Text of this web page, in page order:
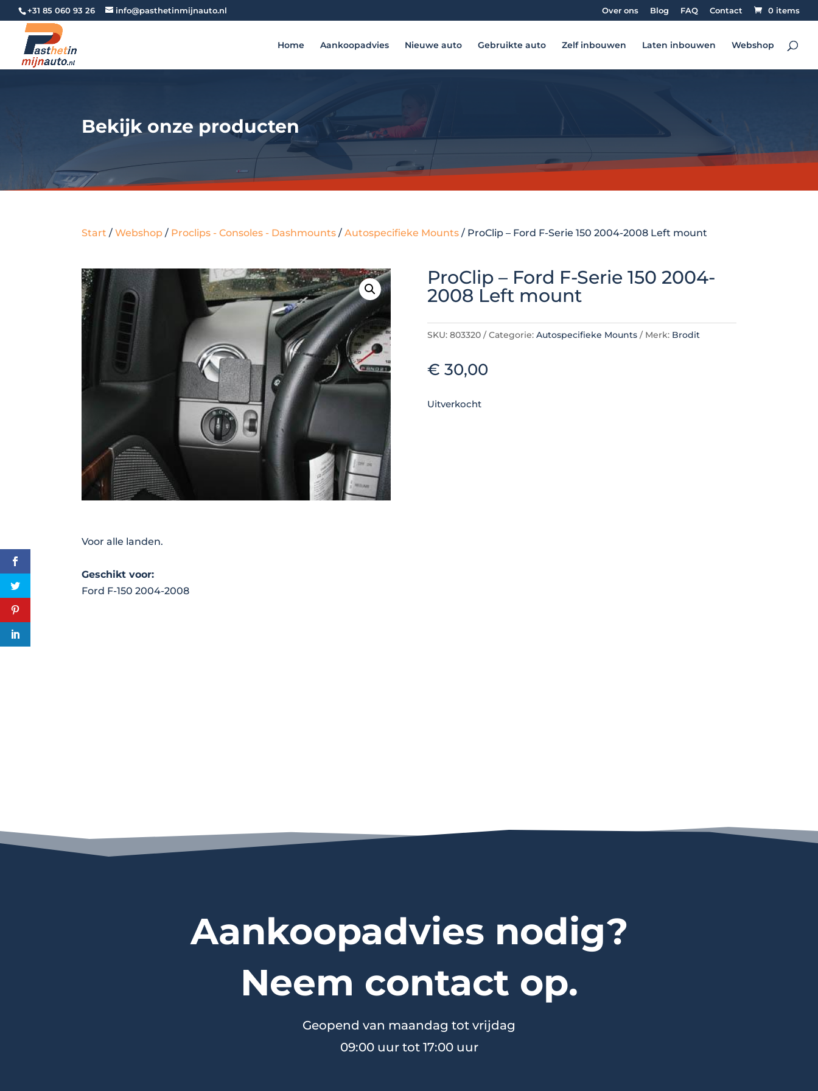
+31 85 060 93 26 info@pasthetinmijnauto.nl Over ons Blog FAQ Contact 0 items
Home Aankoopadvies Nieuwe auto Gebruikte auto Zelf inbouwen Laten inbouwen Webshop
Bekijk onze producten
Start /Webshop / Proclips - Consoles - Dashmounts /Autospecifieke Mounts / ProClip – Ford F-Serie 150 2004-2008 Left mount
ProClip – Ford F-Serie 150 2004-
2008 Left mount
SKU: 803320 Categorie: Autospecifieke Mounts Merk: Brodit
€ 30,00
Uitverkocht
Voor alle landen.
Geschikt voor:
Ford F-150 2004-2008
Aankoopadvies nodig?
Neem contact op.
Geopend van maandag tot vrijdag
09:00 uur tot 17:00 uur